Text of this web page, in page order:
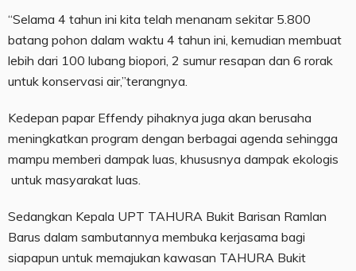
“Selama 4 tahun ini kita telah menanam sekitar 5.800
batang pohon dalam waktu 4 tahun ini, kemudian membuat
lebih dari 100 lubang biopori, 2 sumur resapan dan 6 rorak
untuk konservasi air,”terangnya.
Kedepan papar Effendy pihaknya juga akan berusaha
meningkatkan program dengan berbagai agenda sehingga
mampu memberi dampak luas, khususnya dampak ekologis
untuk masyarakat luas.
Sedangkan Kepala UPT TAHURA Bukit Barisan Ramlan
Barus dalam sambutannya membuka kerjasama bagi
siapapun untuk memajukan kawasan TAHURA Bukit